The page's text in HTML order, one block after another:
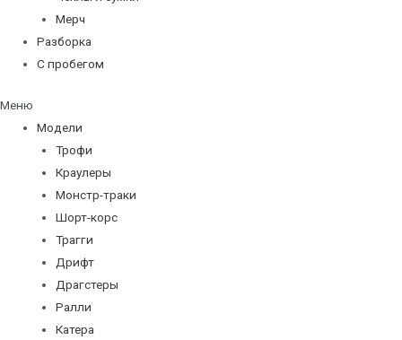
Мерч
Разборка
С пробегом
Меню
Модели
Трофи
Краулеры
Монстр-траки
Шорт-корс
Трагги
Дрифт
Драгстеры
Ралли
Катера